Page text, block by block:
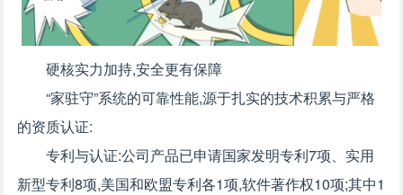
硬核实力加持,安全更有保障
“家驻守”系统的可靠性能,源于扎实的技术积累与严格
的资质认证:
专利与认证:公司产品已申请国家发明专利7项、实用
新型专利8项,美国和欧盟专利各1项,软件著作权10项;其中1